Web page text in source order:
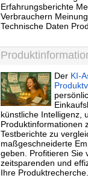
Erfahrungsberichte
Verbrauchern
Technische Daten
Der KI-
künstliche Intelligenz,
Produktinformationen
Testberichte zu
maßgeschneiderte
geben. Profitieren Sie
zeitsparenden und
Ihre Produktrecherche.